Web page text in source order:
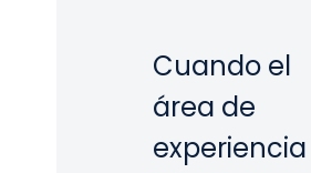
Cuando el
área de
experiencia